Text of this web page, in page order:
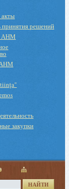
принятия решений
АНМ
АНМ
закупки
НАЙТИ